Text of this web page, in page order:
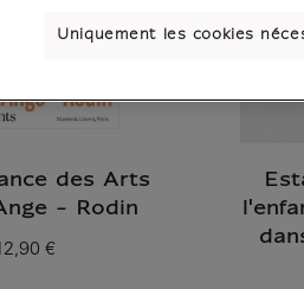
des Arts
- Rodin
€
Uniquement les cookies